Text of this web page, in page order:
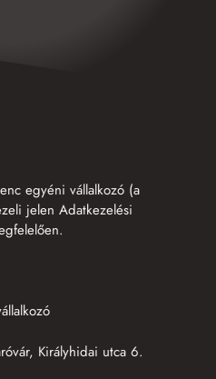
egyéni vállalkozó (a
jelen Adatkezelési
Királyhidai utca 6.